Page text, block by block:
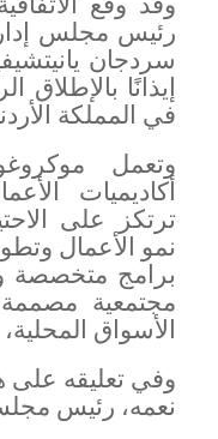
رئيس مجلس
سردجان
إيذانًا
في المملكة
وتعمل
أكاديميات
ترتكز على
نمو الأعمال
برامج متخصصة
مجتمعية
الأسواق المحلية،
وفي تعليقه على
نعمه، رئيس